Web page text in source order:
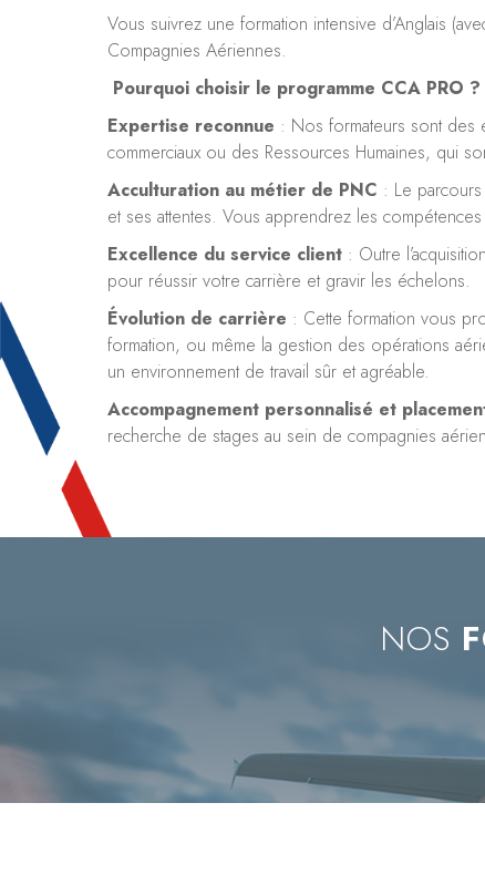
Vous suivrez une formation intensive d’Anglais
Compagnies Aériennes.
Pourquoi choisir le programme CCA PRO ?
Expertise reconnue : Nos formateurs sont des
commerciaux ou des Ressources Humaines, qui
Acculturation au métier de PNC : Le
et ses attentes. Vous apprendrez les
Excellence du service client : Outre
pour réussir votre carrière et gravir les échelons.
Évolution de carrière : Cette formation vous
formation, ou même la gestion des opérations
un environnement de travail sûr et agréable.
Accompagnement personnalisé et
recherche de stages au sein de compagnies
NOS